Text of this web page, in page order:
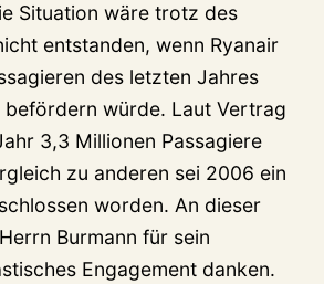
Situation wäre trotz des
entstanden, wenn Ryanair
des letzten Jahres
befördern würde. Laut Vertrag
3,3 Millionen Passagiere
zu anderen sei 2006 ein
worden. An dieser
Burmann für sein
Engagement danken.